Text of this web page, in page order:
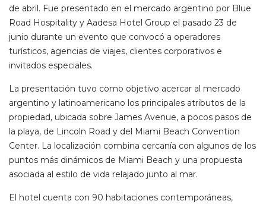
de abril. Fue presentado en el mercado argentino por Blue
Road Hospitality y Aadesa Hotel Group el pasado 23 de
junio durante un evento que convocó a operadores
turísticos, agencias de viajes, clientes corporativos e
invitados especiales.
La presentación tuvo como objetivo acercar al mercado
argentino y latinoamericano los principales atributos de la
propiedad, ubicada sobre James Avenue, a pocos pasos de
la playa, de Lincoln Road y del Miami Beach Convention
Center. La localización combina cercanía con algunos de los
puntos más dinámicos de Miami Beach y una propuesta
asociada al estilo de vida relajado junto al mar.
El hotel cuenta con 90 habitaciones contemporáneas,